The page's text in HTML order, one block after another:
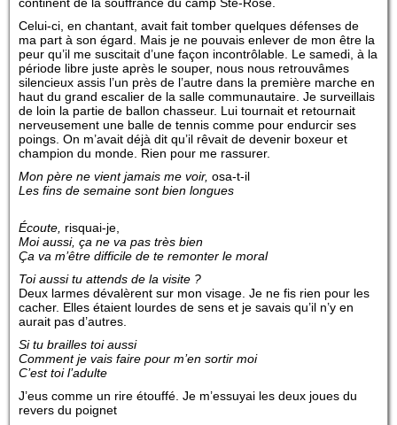
Celui-ci, en chantant, avait fait tomber quelques défenses de
ma part à son égard. Mais je ne pouvais enlever de mon être la
peur qu’il me suscitait d’une façon incontrôlable. Le samedi, à la
période libre juste après le souper, nous nous retrouvâmes
silencieux assis l’un près de l’autre dans la première marche en
haut du grand escalier de la salle communautaire. Je surveillais
de loin la partie de ballon chasseur. Lui tournait et retournait
nerveusement une balle de tennis comme pour endurcir ses
poings. On m’avait déjà dit qu’il rêvait de devenir boxeur et
champion du monde. Rien pour me rassurer.
Mon père ne vient jamais me voir, osa-t-il
Les fins de semaine sont bien longues
Écoute, risquai-je,
Moi aussi, ça ne va pas très bien
Ça va m’être difficile de te remonter le moral
Toi aussi tu attends de la visite ?
Deux larmes dévalèrent sur mon visage. Je ne fis rien pour les
cacher. Elles étaient lourdes de sens et je savais qu’il n’y en
aurait pas d’autres.
Si tu brailles toi aussi
Comment je vais faire pour m’en sortir moi
C’est toi l’adulte
J’eus comme un rire étouffé. Je m’essuyai les deux joues du
revers du poignet